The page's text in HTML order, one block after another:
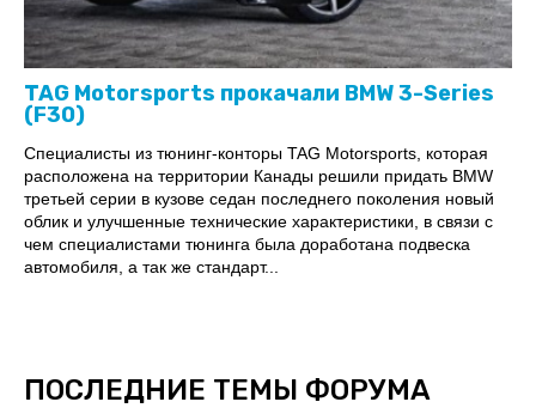
TAG Motorsports прокачали BMW 3-Series
(F30)
Специалисты из тюнинг-конторы TAG Motorsports, которая
расположена на территории Канады решили придать ВМW
третьей серии в кузове седан последнего поколения новый
облик и улучшенные технические характеристики, в связи с
чем специалистами тюнинга была доработана подвеска
автомобиля, а так же стандарт...
ПОСЛЕДНИЕ ТЕМЫ ФОРУМА